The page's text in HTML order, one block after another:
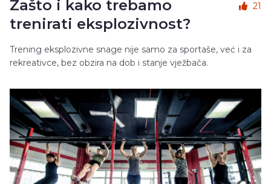
Zašto i kako trebamo
trenirati eksplozivnost?
21
Trening eksplozivne snage nije samo za sportaše, već i za
rekreativce, bez obzira na dob i stanje vježbača.